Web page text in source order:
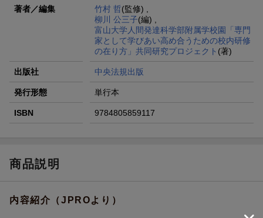
著者／編集 竹村 哲(監修) ,
柳川 公三子(編) ,
富山大学人間発達科学部附属学校園「専門
家として学びあい高め合うための校内研修
の在り方」共同研究プロジェクト (著)
出版社 中央法規出版
発行形態 単行本
ISBN 9784805859117
商品説明
内容紹介（JPROより）